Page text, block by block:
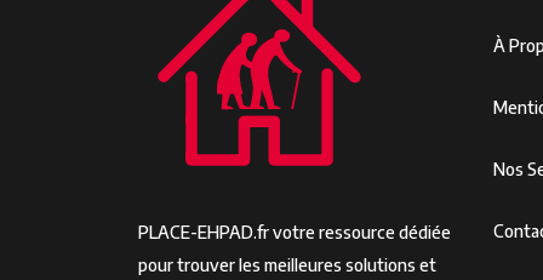
PLACE-EHPAD.fr votre ressource dédiée
pour trouver les meilleures solutions et
À
Nos